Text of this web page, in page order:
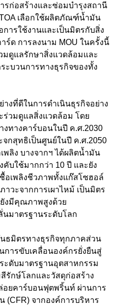
รก่อสร้างและซ่อมบำรุงสถานี
เลือกใช้ผลิตภัณฑ์น้ำมัน
ารใช้งานและเป็นมิตรกับสิ่ง
ร์ด การลงนาม MOU ในครั้งนี้
มดูแลรักษาสิ่งแวดล้อมและ
บวนการทางธุรกิจของทั้ง
างที่ดีในการดำเนินธุรกิจอย่าง
วมดูแลสิ่งแวดล้อม โดย
งทางคาร์บอนในปี ค.ศ.2030
กสุทธิเป็นศูนย์ในปี ค.ศ.2050
ลิง บางจากฯ ได้ผลิตน้ำมัน
คับใช้มากกว่า 10 ปี และยัง
อเพลิงชีวภาพทั้งแก๊สโซฮอล์
วะจากการเผาไหม้ เป็นมิตร
งมีคุณภาพสูงด้วย
นมาตรฐานระดับโลก
ธมิตรทางธุรกิจทุกภาคส่วน
การขับเคลื่อนองค์กรยั่งยืนสู่
ะดับมาตรฐานอุตสาหกรรม
รักษ์โลกและวัสดุก่อสร้าง
อยคาร์บอนฟุตพริ้นท์ ผ่านการ
(CFR) จากองค์การบริหาร